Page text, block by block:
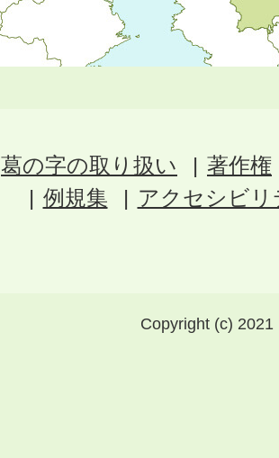
葛の字の取り扱い
著作権
例規集
アクセシビ
Copyright (c)